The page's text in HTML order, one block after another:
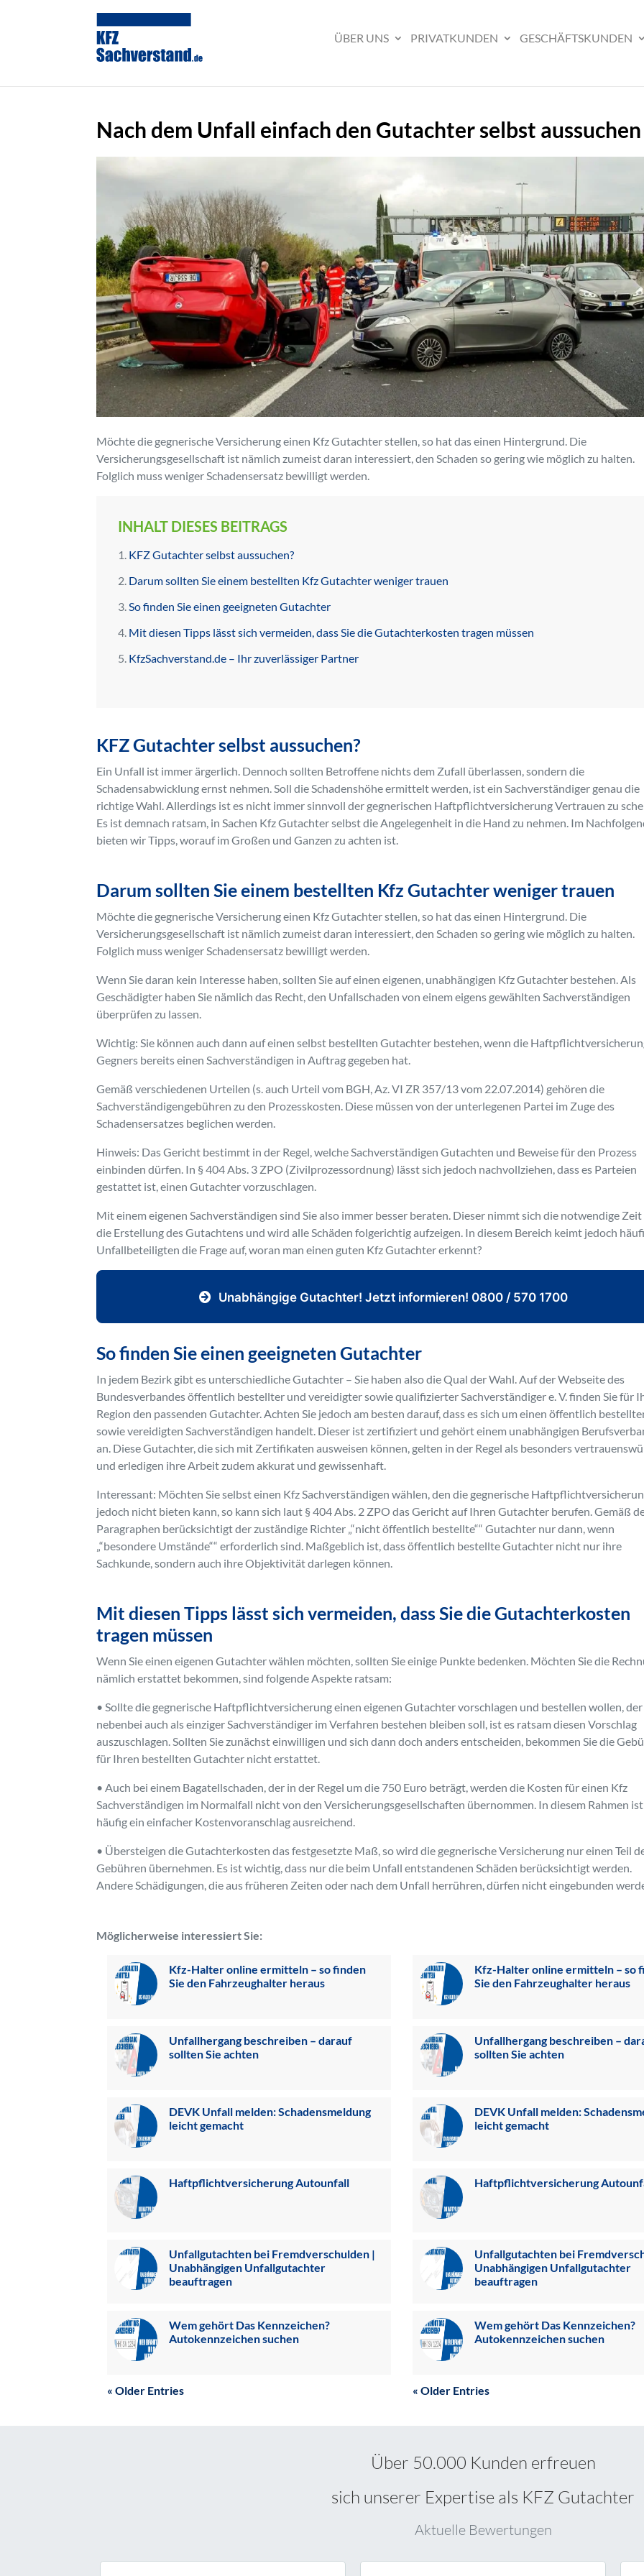
ÜBER UNS PRIVATKUNDEN GESCHÄFTSKUNDEN
Nach dem Unfall einfach den Gutachter selbst aussuchen
Möchte die gegnerische Versicherung einen Kfz Gutachter stellen, so hat das einen Hintergrund. Die
Versicherungsgesellschaft ist nämlich zumeist daran interessiert, den Schaden so gering wie möglich zu halten.
Folglich muss weniger Schadensersatz bewilligt werden.
INHALT DIESES BEITRAGS
KFZ Gutachter selbst aussuchen?
Darum sollten Sie einem bestellten Kfz Gutachter weniger trauen
So finden Sie einen geeigneten Gutachter
Mit diesen Tipps lässt sich vermeiden, dass Sie die Gutachterkosten tragen müssen
KfzSachverstand.de – Ihr zuverlässiger Partner
KFZ Gutachter selbst aussuchen?
Ein Unfall ist immer ärgerlich. Dennoch sollten Betroffene nichts dem Zufall überlassen, sondern die
Schadensabwicklung ernst nehmen. Soll die Schadenshöhe ermittelt werden, ist ein Sachverständiger genau die
richtige Wahl. Allerdings ist es nicht immer sinnvoll der gegnerischen Haftpflichtversicherung Vertrauen zu
Es ist demnach ratsam, in Sachen Kfz Gutachter selbst die Angelegenheit in die Hand zu nehmen. Im
bieten wir Tipps, worauf im Großen und Ganzen zu achten ist.
Darum sollten Sie einem bestellten Kfz Gutachter weniger trauen
Möchte die gegnerische Versicherung einen Kfz Gutachter stellen, so hat das einen Hintergrund. Die
Versicherungsgesellschaft ist nämlich zumeist daran interessiert, den Schaden so gering wie möglich zu halten.
Folglich muss weniger Schadensersatz bewilligt werden.
Wenn Sie daran kein Interesse haben, sollten Sie auf einen eigenen, unabhängigen Kfz Gutachter bestehen. Als
Geschädigter haben Sie nämlich das Recht, den Unfallschaden von einem eigens gewählten Sachverständigen
überprüfen zu lassen.
Wichtig: Sie können auch dann auf einen selbst bestellten Gutachter bestehen, wenn die
Gegners bereits einen Sachverständigen in Auftrag gegeben hat.
Gemäß verschiedenen Urteilen (s. auch Urteil vom BGH, Az. VI ZR 357/13 vom 22.07.2014) gehören die
Sachverständigengebühren zu den Prozesskosten. Diese müssen von der unterlegenen Partei im Zuge des
Schadensersatzes beglichen werden.
Hinweis: Das Gericht bestimmt in der Regel, welche Sachverständigen Gutachten und Beweise für den Prozess
einbinden dürfen. In § 404 Abs. 3 ZPO (Zivilprozessordnung) lässt sich jedoch nachvollziehen, dass es Parteien
gestattet ist, einen Gutachter vorzuschlagen.
Mit einem eigenen Sachverständigen sind Sie also immer besser beraten. Dieser nimmt sich die notwendige
die Erstellung des Gutachtens und wird alle Schäden folgerichtig aufzeigen. In diesem Bereich keimt jedoch
Unfallbeteiligten die Frage auf, woran man einen guten Kfz Gutachter erkennt?
Unabhängige Gutachter! Jetzt informieren! 0800 / 570 1700
So finden Sie einen geeigneten Gutachter
In jedem Bezirk gibt es unterschiedliche Gutachter – Sie haben also die Qual der Wahl. Auf der Webseite des
Bundesverbandes öffentlich bestellter und vereidigter sowie qualifizierter Sachverständiger e. V. finden Sie für
Region den passenden Gutachter. Achten Sie jedoch am besten darauf, dass es sich um einen öffentlich
sowie vereidigten Sachverständigen handelt. Dieser ist zertifiziert und gehört einem unabhängigen
an. Diese Gutachter, die sich mit Zertifikaten ausweisen können, gelten in der Regel als besonders
und erledigen ihre Arbeit zudem akkurat und gewissenhaft.
Interessant: Möchten Sie selbst einen Kfz Sachverständigen wählen, den die gegnerische
jedoch nicht bieten kann, so kann sich laut § 404 Abs. 2 ZPO das Gericht auf Ihren Gutachter berufen. Gemäß
Paragraphen berücksichtigt der zuständige Richter „“nicht öffentlich bestellte““ Gutachter nur dann, wenn
„“besondere Umstände““ erforderlich sind. Maßgeblich ist, dass öffentlich bestellte Gutachter nicht nur ihre
Sachkunde, sondern auch ihre Objektivität darlegen können.
Mit diesen Tipps lässt sich vermeiden, dass Sie die Gutachterkosten
tragen müssen
Wenn Sie einen eigenen Gutachter wählen möchten, sollten Sie einige Punkte bedenken. Möchten Sie die
nämlich erstattet bekommen, sind folgende Aspekte ratsam:
• Sollte die gegnerische Haftpflichtversicherung einen eigenen Gutachter vorschlagen und bestellen wollen, der
nebenbei auch als einziger Sachverständiger im Verfahren bestehen bleiben soll, ist es ratsam diesen Vorschlag
auszuschlagen. Sollten Sie zunächst einwilligen und sich dann doch anders entscheiden, bekommen Sie die
für Ihren bestellten Gutachter nicht erstattet.
• Auch bei einem Bagatellschaden, der in der Regel um die 750 Euro beträgt, werden die Kosten für einen Kfz
Sachverständigen im Normalfall nicht von den Versicherungsgesellschaften übernommen. In diesem Rahmen ist
häufig ein einfacher Kostenvoranschlag ausreichend.
• Übersteigen die Gutachterkosten das festgesetzte Maß, so wird die gegnerische Versicherung nur einen Teil
Gebühren übernehmen. Es ist wichtig, dass nur die beim Unfall entstandenen Schäden berücksichtigt werden.
Andere Schädigungen, die aus früheren Zeiten oder nach dem Unfall herrühren, dürfen nicht eingebunden
Möglicherweise interessiert Sie:
Kfz-Halter online ermitteln – so finden
Sie den Fahrzeughalter heraus
Unfallhergang beschreiben – darauf
sollten Sie achten
DEVK Unfall melden: Schadensmeldung
leicht gemacht
Haftpflichtversicherung Autounfall
Unfallgutachten bei Fremdverschulden |
Unabhängigen Unfallgutachter
beauftragen
Wem gehört Das Kennzeichen?
Autokennzeichen suchen
« Older Entries
Kfz-Halter online ermitteln – so
Sie den Fahrzeughalter heraus
Unfallhergang beschreiben –
sollten Sie achten
DEVK Unfall melden:
leicht gemacht
Haftpflichtversicherung
Unfallgutachten bei
Unabhängigen Unfallgutachter
beauftragen
Wem gehört Das Kennzeichen?
Autokennzeichen suchen
« Older Entries
Über 50.000 Kunden erfreuen
sich unserer Expertise als KFZ Gutachter
Aktuelle Bewertungen